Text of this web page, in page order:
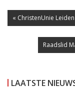
« ChristenUnie
Raadslid
LAATSTE